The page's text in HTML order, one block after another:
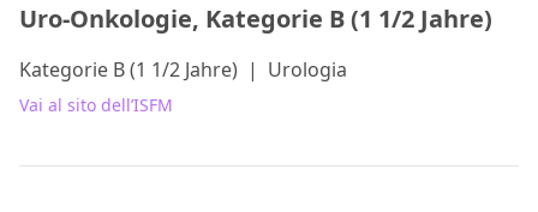
Uro-Onkologie, Kategorie B (1 1/2 Jahre)
Kategorie B (1 1/2 Jahre) | Urologia
Vai al sito dell’ISFM